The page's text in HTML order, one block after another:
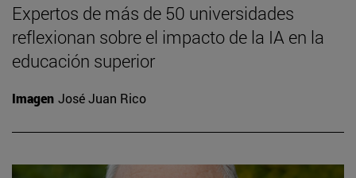
Expertos de más de 50 universidades
reflexionan sobre el impacto de la IA en la
educación superior
Imagen José Juan Rico